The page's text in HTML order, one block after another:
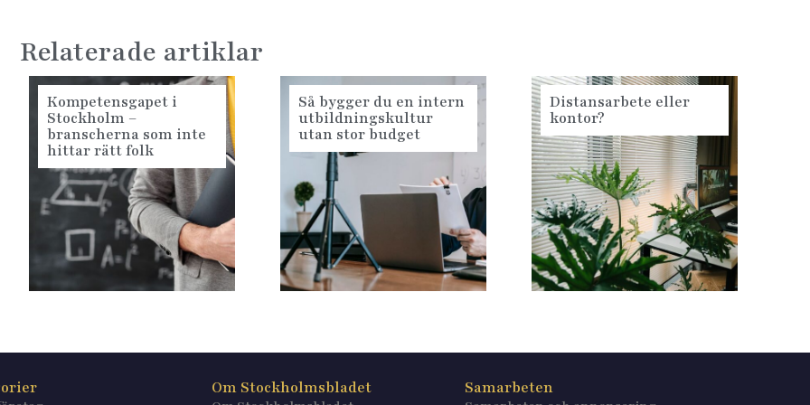
Relaterade artiklar
Kompetensgapet i
Stockholm –
branscherna som inte
hittar rätt folk
Så bygger du en intern
utbildningskultur
utan stor budget
Distansarbete eller
kontor?
Om Stockholmsbladet Samarbeten